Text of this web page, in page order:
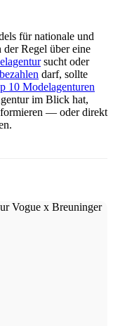
für nationale und
Regel über eine
sucht oder
darf, sollte
10 Modelagenturen
im Blick hat,
— oder direkt